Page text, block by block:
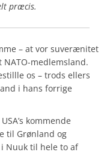
præcis.
– at vor suverænitet
medlemsland.
os – trods ellers
i hans forrige
kommende
til Grønland og
Nuuk til hele to af